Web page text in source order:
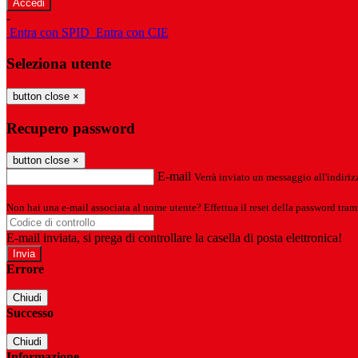
-
Entra con SPID Entra con CIE
Seleziona utente
button close ×
Recupero password
button close ×
E-mail Verrà inviato un messaggio
Non hai una e-mail associata al nome utente? Effettua il reset della password
E-mail inviata, si prega di controllare la casella di posta elettronica!
Errore
Chiudi
Successo
Chiudi